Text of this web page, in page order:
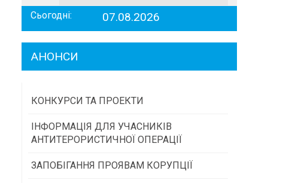
Сьогодні: 07.08.2026
АНОНСИ
КОНКУРСИ ТА ПРОЕКТИ
Конкурс проектів та програм місцевого
самоврядування
ІНФОРМАЦІЯ ДЛЯ УЧАСНИКІВ
АНТИТЕРОРИСТИЧНОЇ ОПЕРАЦІЇ
ЗАПОБІГАННЯ ПРОЯВАМ КОРУПЦІЇ